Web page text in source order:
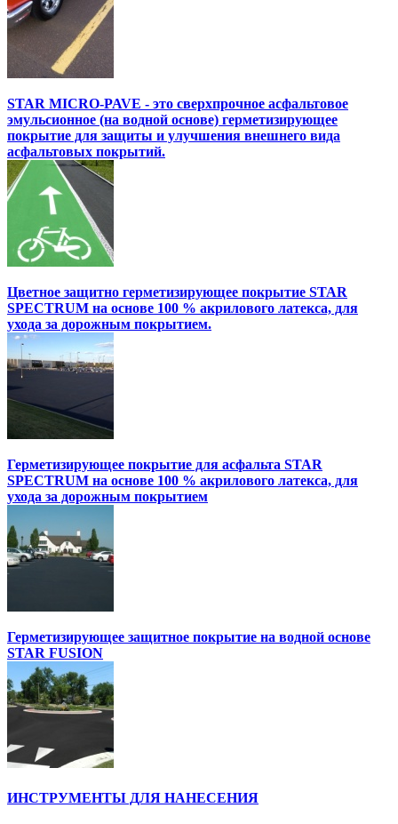
STAR MICRO-PAVE - это сверхпрочное асфальтовое
эмульсионное (на водной основе) герметизирующее
покрытие для защиты и улучшения внешнего вида
асфальтовых покрытий.
Цветное защитно герметизирующее покрытие STAR
SPECTRUM на основе 100 % акрилового латекса, для
ухода за дорожным покрытием.
Герметизирующее покрытие для асфальта STAR
SPECTRUM на основе 100 % акрилового латекса, для
ухода за дорожным покрытием
Герметизирующее защитное покрытие на водной основе
STAR FUSION
ИНСТРУМЕНТЫ ДЛЯ НАНЕСЕНИЯ